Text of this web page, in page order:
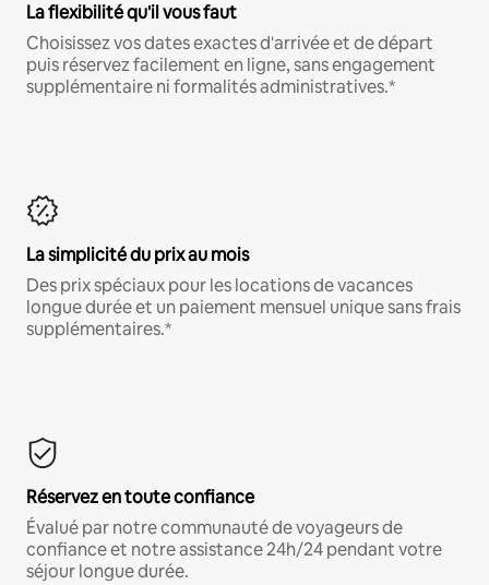
La flexibilité qu'il vous faut
Choisissez vos dates exactes d'arrivée et de départ
puis réservez facilement en ligne, sans engagement
supplémentaire ni formalités administratives.*
La simplicité du prix au mois
Des prix spéciaux pour les locations de vacances
longue durée et un paiement mensuel unique sans frais
supplémentaires.*
Réservez en toute confiance
Évalué par notre communauté de voyageurs de
confiance et notre assistance 24h/24 pendant votre
séjour longue durée.